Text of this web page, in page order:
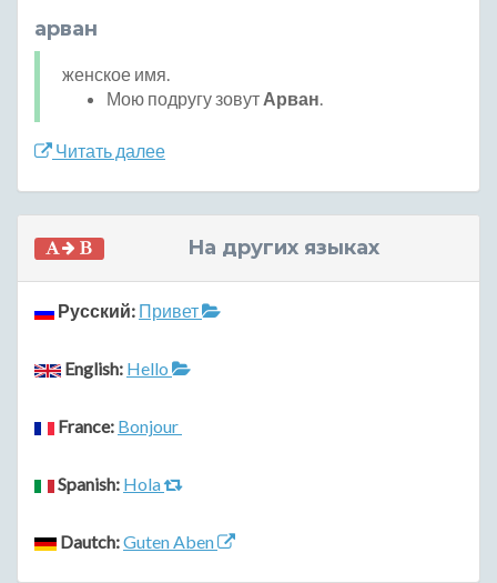
арван
женское имя.
Мою подругу зовут Арван.
Читать далее
На других языках
Русский: Привет
English: Hello
France: Bonjour
Spanish: Hola
Dautch:Guten Aben